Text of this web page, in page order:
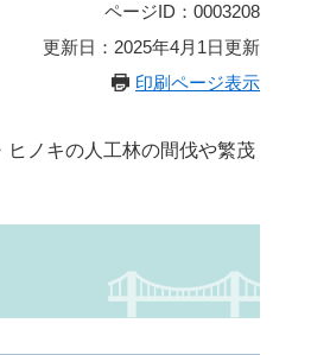
ページID：0003208
更新日：2025年4月1日更新
印刷ページ表示
ノキの人工林の間伐や繁茂